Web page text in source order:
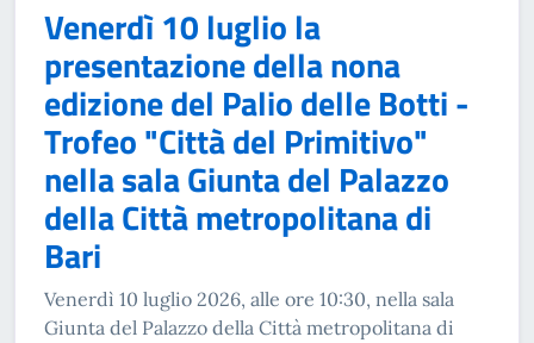
Venerdì 10 luglio la
presentazione della nona
edizione del Palio delle Botti -
Trofeo "Città del Primitivo"
nella sala Giunta del Palazzo
della Città metropolitana di
Bari
Venerdì 10 luglio 2026, alle ore 10:30, nella sala
Giunta del Palazzo della Città metropolitana di